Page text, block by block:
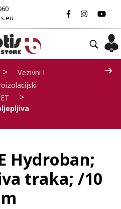
>
Vezivni I
>
Hydroban;
traka; /10
m